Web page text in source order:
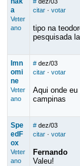
a
Veter
ano
citar· votar
tipo na
pesquisada
Imn
omi
ne
Veter
ano
# dez/03
citar· votar
Aqui onde
campinas
Spe
edF
ox
Veter
ano
# dez/03
citar· votar
Fernando
Valeu!